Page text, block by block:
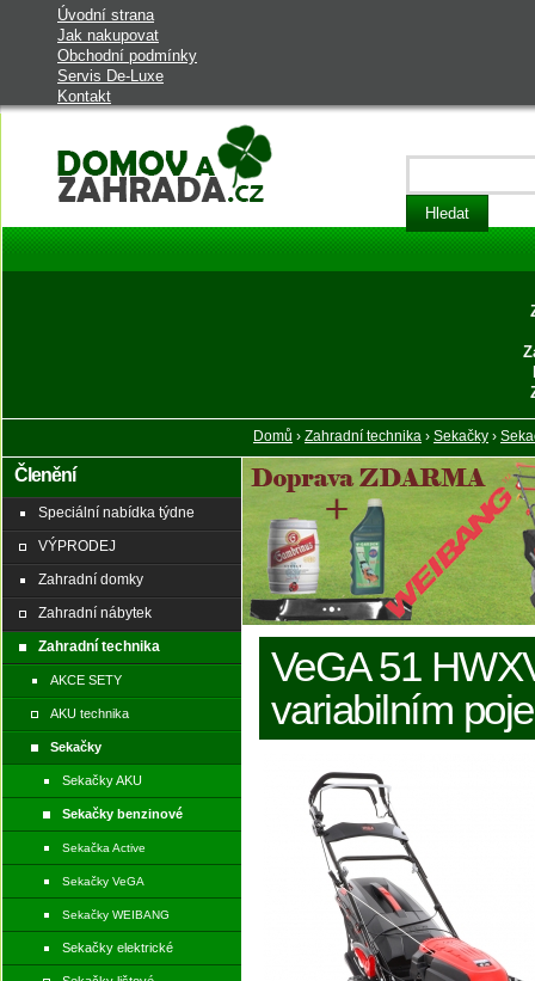
Úvodní strana
Jak nakupovat
Obchodní podmínky
Servis De-Luxe
Kontakt
Domov a zahrada - vybavení do
domu a na zahradu
Domů › Zahradní technika › Sekačky ›
Členění
Speciální nabídka týdne
VÝPRODEJ
Zahradní domky
Zahradní nábytek
Zahradní technika
AKCE SETY
AKU technika
Sekačky
Sekačky AKU
Sekačky benzinové
Sekačka Active
Sekačky VeGA
Sekačky WEIBANG
Sekačky elektrické
VeGA 51
variabilním